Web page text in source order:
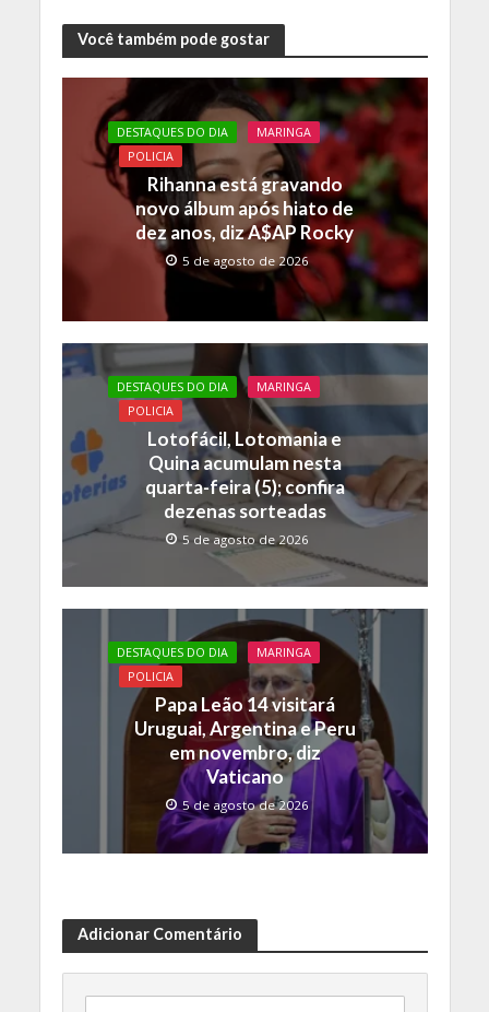
ac
e
b
o
o
k
w
itt
er
h
at
s
A
p
p
o
p
y
Li
n
k
Você também pode gostar
DESTAQUES DO DIA
MARINGA
POLICIA
Rihanna está gravando
novo álbum após hiato de
dez anos, diz A$AP Rocky
5 de agosto de 2026
DESTAQUES DO DIA
MARINGA
POLICIA
Lotofácil, Lotomania e
Quina acumulam nesta
quarta-feira (5); confira
dezenas sorteadas
5 de agosto de 2026
DESTAQUES DO DIA
MARINGA
POLICIA
Papa Leão 14 visitará
Uruguai, Argentina e Peru
em novembro, diz
Vaticano
5 de agosto de 2026
Adicionar Comentário